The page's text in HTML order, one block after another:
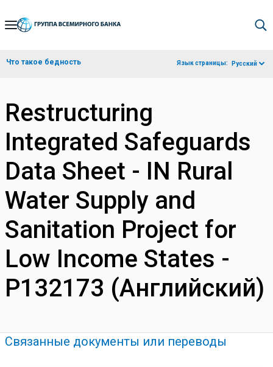
Skip
Navigation
Что такое бедность Язык страницы: Русский
Restructuring
Integrated Safeguards
Data Sheet - IN Rural
Water Supply and
Sanitation Project for
Low Income States -
P132173 (Английский)
Связанные документы или переводы